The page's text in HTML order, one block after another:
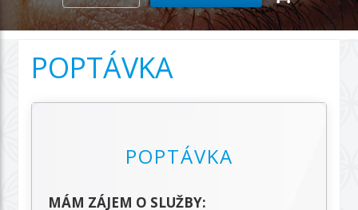
POPTÁVKA
POPTÁVKA
MÁM ZÁJEM O SLUŽBY: